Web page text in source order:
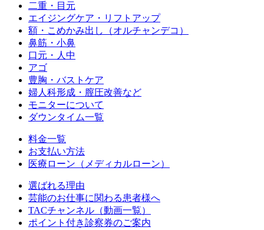
二重・目元
エイジングケア・リフトアップ
額・こめかみ出し（オルチャンデコ）
鼻筋・小鼻
口元・人中
アゴ
豊胸・バストケア
婦人科形成・膣圧改善など
モニターについて
ダウンタイム一覧
料金一覧
お支払い方法
医療ローン（メディカルローン）
選ばれる理由
芸能のお仕事に関わる患者様へ
TACチャンネル（動画一覧）
ポイント付き診察券のご案内